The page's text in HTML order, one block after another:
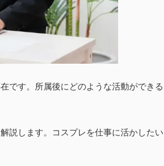
です。所属後にどのような活動ができる
説します。コスプレを仕事に活かしたい